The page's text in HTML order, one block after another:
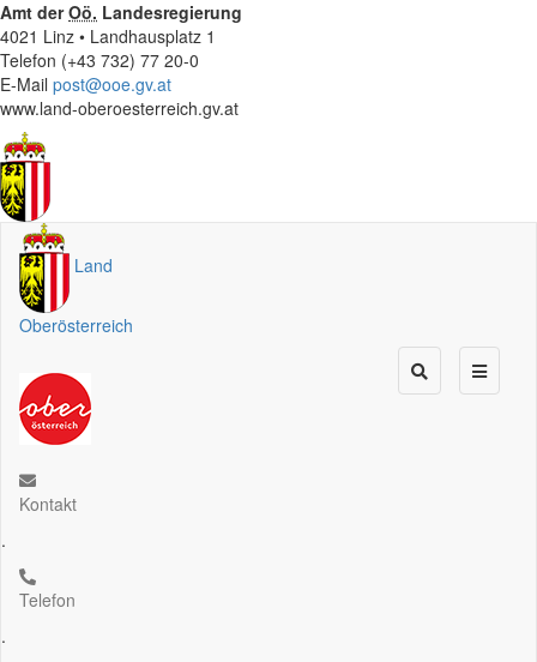
Amt derOö. Landesregierung
4021 Linz • Landhausplatz 1
Telefon (+43 732) 77 20-0
E-Mail post@ooe.gv.at
www.land-oberoesterreich.gv.at
Land
Oberösterreich
Kontakt
.
Telefon
.